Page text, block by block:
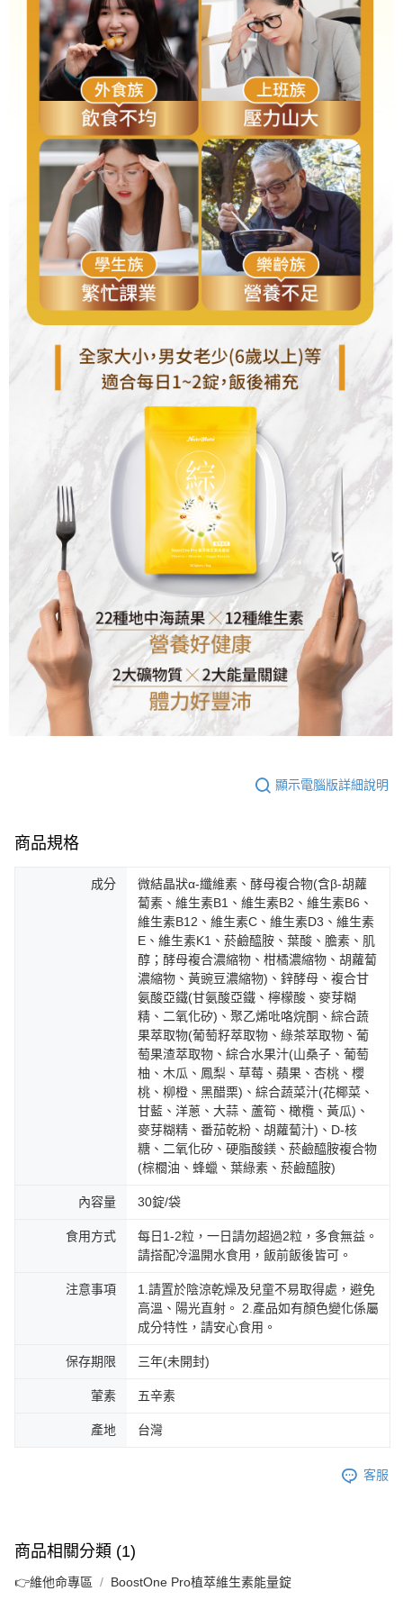
顯示電腦版詳細說明
商品規格
成分
微結晶狀α-纖維素、酵母複合物(含β-胡蘿
蔔素、維生素B1、維生素B2、維生素B6、
維生素B12、維生素C、維生素D3、維生素
E、維生素K1、菸鹼醯胺、葉酸、膽素、肌
醇；酵母複合濃縮物、柑橘濃縮物、胡蘿蔔
濃縮物、黃豌豆濃縮物)、鋅酵母、複合甘
氨酸亞鐵(甘氨酸亞鐵、檸檬酸、麥芽糊
精、二氧化矽)、聚乙烯吡咯烷酮、綜合蔬
果萃取物(葡萄籽萃取物、綠茶萃取物、葡
萄果渣萃取物、綜合水果汁(山桑子、葡萄
柚、木瓜、鳳梨、草莓、蘋果、杏桃、櫻
桃、柳橙、黑醋栗)、綜合蔬菜汁(花椰菜、
甘藍、洋蔥、大蒜、蘆筍、橄欖、黃瓜)、
麥芽糊精、番茄乾粉、胡蘿蔔汁)、D-核
糖、二氧化矽、硬脂酸鎂、菸鹼醯胺複合物
(棕櫚油、蜂蠟、葉綠素、菸鹼醯胺)
內容量 30錠/袋
食用方式
每日1-2粒，一日請勿超過2粒，多食無益。
請搭配冷溫開水食用，飯前飯後皆可。
注意事項
1.請置於陰涼乾燥及兒童不易取得處，避免
高溫、陽光直射。 2.產品如有顏色變化係屬
成分特性，請安心食用。
保存期限 三年(未開封)
葷素 五辛素
產地 台灣
客服
商品相關分類 (1)
👉維他命專區 BoostOne Pro植萃維生素能量錠